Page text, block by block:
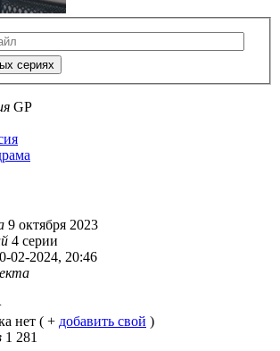
сериях
GP
9 октября 2023
4 серии
02-2024, 20:46
нет ( + добавить свой )
1 281